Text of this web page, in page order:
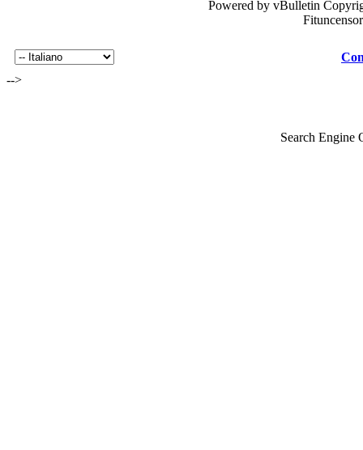
Powered by vBulletin
-->
Search Engine